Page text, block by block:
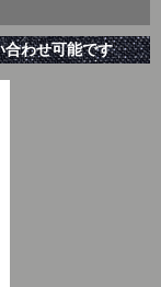
わせ可能です